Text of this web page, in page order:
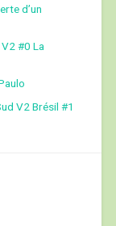
d’un
#0 La
V2 Brésil #1